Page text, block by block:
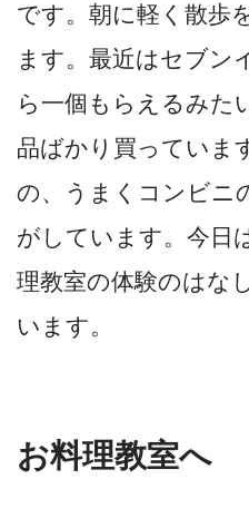
です。朝に軽く散歩
ます。最近はセブン
ら一個もらえるみた
品ばかり買っていま
の、うまくコンビニ
がしています。今日
理教室の体験のはな
います。
お料理教室へ